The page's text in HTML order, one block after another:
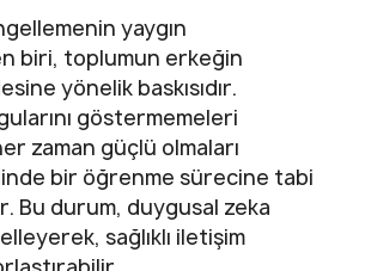
yaygın
biri, toplumun erkeğin
yönelik baskısıdır.
göstermemeleri
zaman güçlü olmaları
bir öğrenme sürecine tabi
Bu durum, duygusal zeka
sağlıklı iletişim